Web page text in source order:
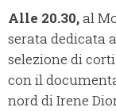
Alle 20.30,al
serata dedicata
selezione di
con il
nord di Irene